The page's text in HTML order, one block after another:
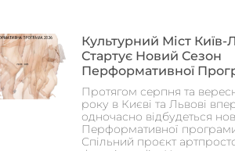
Культурний Міст Київ-
Стартує Новий Сезон
Перформативної
Протягом серпня та
року в Києві та Львові
одночасно відбудеться
Перформативної
Спільний проєкт